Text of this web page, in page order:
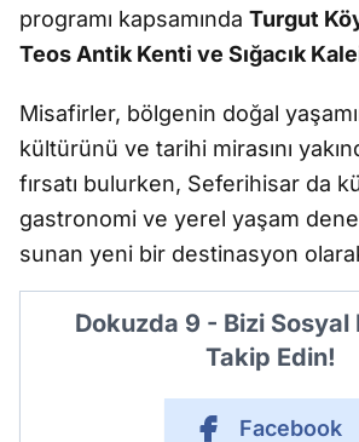
programı kapsamında Turgut
Teos Antik Kenti ve Sığacık
Misafirler, bölgenin doğal
kültürünü ve tarihi mirasını
fırsatı bulurken, Seferihisar da
gastronomi ve yerel yaşam
sunan yeni bir destinasyon
Dokuzda 9 - Bizi
Takip Edin!
Facebook